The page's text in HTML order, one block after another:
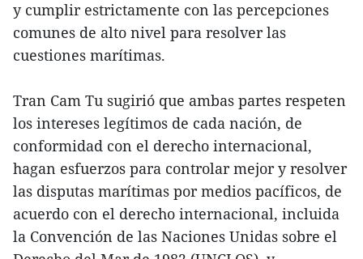
y cumplir estrictamente con las percepciones
comunes de alto nivel para resolver las
cuestiones marítimas.
Tran Cam Tu sugirió que ambas partes respeten
los intereses legítimos de cada nación, de
conformidad con el derecho internacional,
hagan esfuerzos para controlar mejor y resolver
las disputas marítimas por medios pacíficos, de
acuerdo con el derecho internacional, incluida
la Convención de las Naciones Unidas sobre el